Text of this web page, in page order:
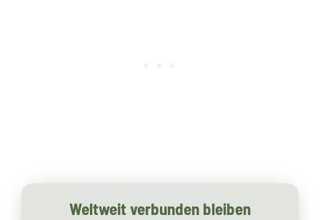
Weltweit verbunden bleiben